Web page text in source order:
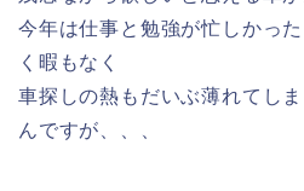
今年は仕事と勉強が忙しかっ
く暇もなく
車探しの熱もだいぶ薄れてし
んですが、、、